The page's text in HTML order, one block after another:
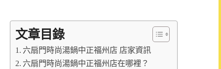
文章目錄
六扇門時尚湯鍋中正福州店 店家資訊
六扇門時尚湯鍋中正福州店在哪裡？